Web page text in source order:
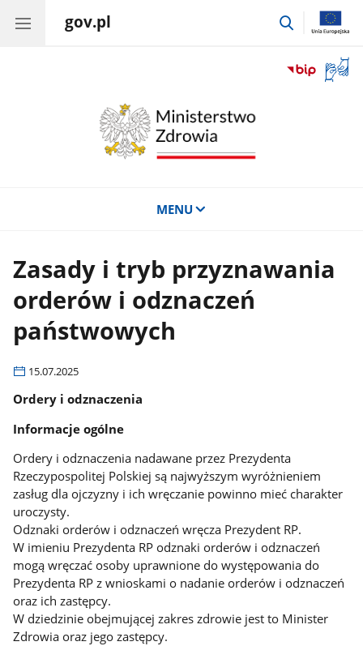
gov.pl
przejdź
okno
MENU
Zasady i tryb przyznawania
orderów i odznaczeń
państwowych
15.07.2025
Ordery i odznaczenia
Informacje ogólne
Ordery i odznaczenia nadawane przez Prezydenta
Rzeczypospolitej Polskiej są najwyższym wyróżnieniem
zasług dla ojczyzny i ich wręczanie powinno mieć charakter
uroczysty.
Odznaki orderów i odznaczeń wręcza Prezydent RP.
W imieniu Prezydenta RP odznaki orderów i odznaczeń
mogą wręczać osoby uprawnione do występowania do
Prezydenta RP z wnioskami o nadanie orderów i odznaczeń
oraz ich zastępcy.
W dziedzinie obejmującej zakres zdrowie jest to Minister
Zdrowia oraz jego zastępcy.